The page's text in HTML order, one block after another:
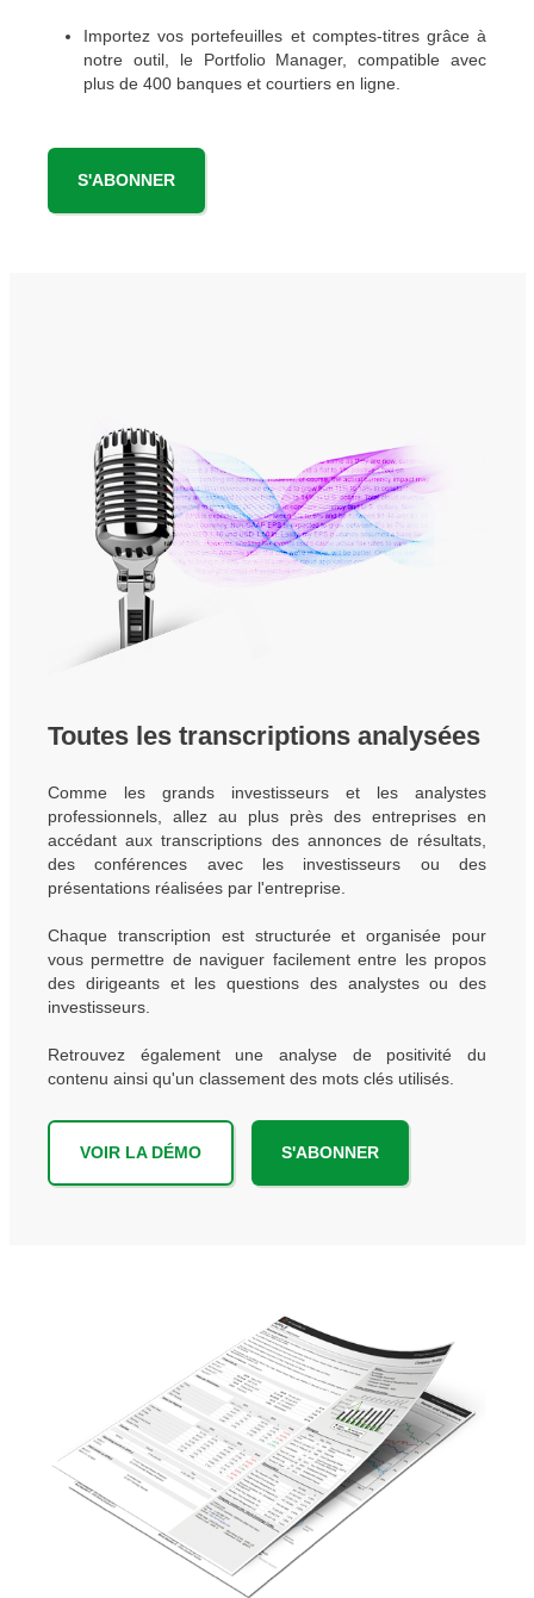
Importez vos portefeuilles et comptes-titres grâce à
notre outil, le Portfolio Manager, compatible avec
plus de 400 banques et courtiers en ligne.
S'ABONNER
Toutes les transcriptions analysées
Comme les grands investisseurs et les analystes
professionnels, allez au plus près des entreprises en
accédant aux transcriptions des annonces de résultats,
des conférences avec les investisseurs ou des
présentations réalisées par l'entreprise.
Chaque transcription est structurée et organisée pour
vous permettre de naviguer facilement entre les propos
des dirigeants et les questions des analystes ou des
investisseurs.
Retrouvez également une analyse de positivité du
contenu ainsi qu'un classement des mots clés utilisés.
VOIR LA DÉMO S'ABONNER